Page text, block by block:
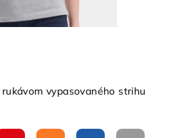
vypasovaného strihu